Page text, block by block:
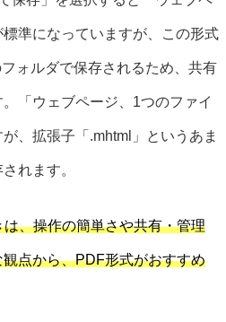
準になっていますが、この形式
ォルダで保存されるため、共有
「ウェブページ、1つのファイ
、拡張子「.mhtml」というあま
れます。
、操作の簡単さや共有・管理
点から、PDF形式がおすすめ